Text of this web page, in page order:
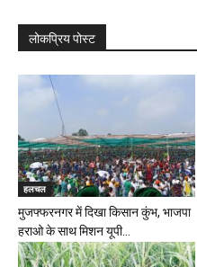
लोकप्रिय पोस्ट
हलचल
मुजफ्फरनगर में दिखा किसान कुंभ, भाजपा
हराओ के साथ मिशन यूपी...